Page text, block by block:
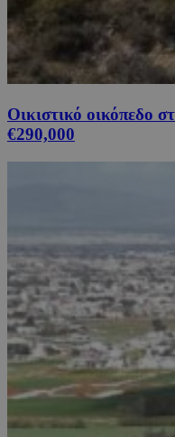
Οικιστικό οικόπεδο
€290,000